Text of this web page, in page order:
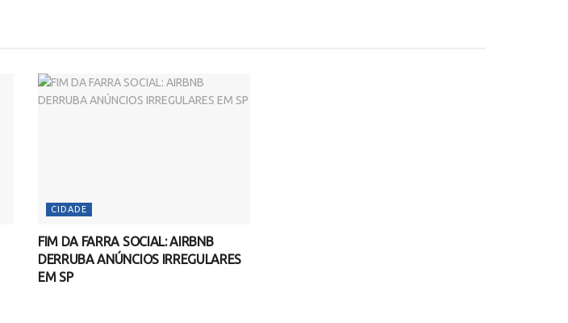
CIDADE
FIM DA FARRA SOCIAL: AIRBNB
DERRUBA ANÚNCIOS IRREGULARES
EM SP